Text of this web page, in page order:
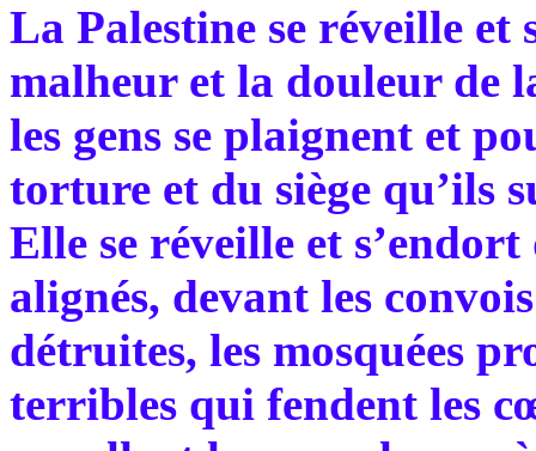
La Palestine se réveille et
malheur et la douleur de
les gens se plaignent et
torture et du siège qu’ils
Elle se réveille et
alignés, devant les
détruites, les mosquées
terribles qui fendent les